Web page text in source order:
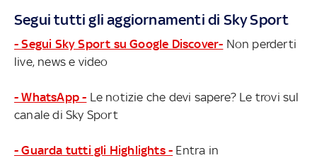
Segui tutti gli aggiornamenti di Sky Sport
- Segui Sky Sport su Google Discover- Non perderti
live, news e video
- WhatsApp - Le notizie che devi sapere? Le trovi sul
canale di Sky Sport
- Guarda tutti gli Highlights - Entra in